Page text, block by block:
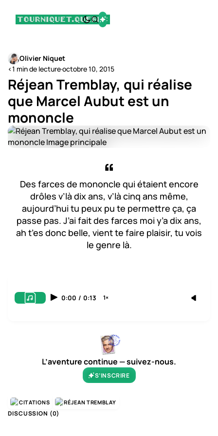
Olivier Niquet
<1 min de lecture·octobre 10, 2015
Réjean Tremblay, qui réalise
que Marcel Aubut est un
mononcle
Des farces de mononcle qui étaient encore
drôles v’là dix ans, v’là cinq ans même,
aujourd’hui tu peux pu te permettre ça, ça
passe pas. J’ai fait des farces moi y’a dix ans,
ah t’es donc belle, vient te faire plaisir, tu vois
le genre là.
0:00 / 0:13 1×
L’aventure continue — suivez-nous.
S’INSCRIRE
CITATIONS RÉJEAN TREMBLAY
DISCUSSION (0)